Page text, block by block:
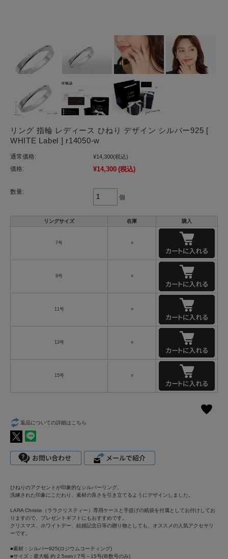
リング 指輪 レディース ひねり デザイン シルバー925 [
WHITE Label ] r14050-w
通常価格: ¥14,300(税込)
価格: ¥14,300 (税込)
数量:
個
リングサイズ 在庫 購入
7号 ○
9号 ○
11号 ○
13号 ○
15号 ○
返品についての詳細はこちら
ひねりのアクセントが印象的なシルバーリング。
洗練された印象にこだわり、素材の良さを引き立てるようにデザインしました。
LARA Christie（ララクリスティー）専用ケースと手提げの紙袋を付属としてお付けしてお
りますので、プレゼントギフトにもおすすめです。
クリスマス、ホワイトデー、結婚記念日等の贈り物としても、オススメの人気アクセサリ
ーです。
■素材：シルバー925(ロジウムコーティング)
■サイズ：最大幅 約 2.5mm / 7号～15号(奇数号のみ)